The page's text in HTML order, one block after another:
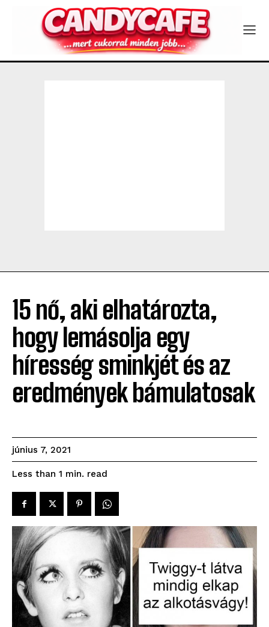
15 nő, aki elhatározta,
hogy lemásolja egy
híresség sminkjét és az
eredmények bámulatosak
június 7, 2021
Less than 1 min. read